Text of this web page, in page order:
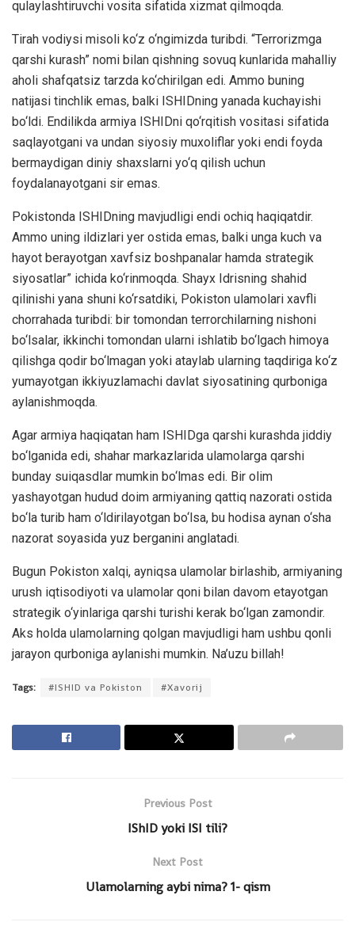
qulaylashtiruvchi vosita sifatida xizmat qilmoqda.
Tirah vodiysi misoli ko‘z o‘ngimizda turibdi. “Terrorizmga
qarshi kurash” nomi bilan qishning sovuq kunlarida mahalliy
aholi shafqatsiz tarzda ko‘chirilgan edi. Ammo buning
natijasi tinchlik emas, balki ISHIDning yanada kuchayishi
bo‘ldi. Endilikda armiya ISHIDni qo‘rqitish vositasi sifatida
saqlayotgani va undan siyosiy muxoliflar yoki endi foyda
bermaydigan diniy shaxslarni yo‘q qilish uchun
foydalanayotgani sir emas.
Pokistonda ISHIDning mavjudligi endi ochiq haqiqatdir.
Ammo uning ildizlari yer ostida emas, balki unga kuch va
hayot berayotgan xavfsiz boshpanalar hamda strategik
siyosatlar” ichida ko‘rinmoqda. Shayx Idrisning shahid
qilinishi yana shuni ko‘rsatdiki, Pokiston ulamolari xavfli
chorrahada turibdi: bir tomondan terrorchilarning nishoni
bo‘lsalar, ikkinchi tomondan ularni ishlatib bo‘lgach himoya
qilishga qodir bo‘lmagan yoki ataylab ularning taqdiriga ko‘z
yumayotgan ikkiyuzlamachi davlat siyosatining qurboniga
aylanishmoqda.
Agar armiya haqiqatan ham ISHIDga qarshi kurashda jiddiy
bo‘lganida edi, shahar markazlarida ulamolarga qarshi
bunday suiqasdlar mumkin bo‘lmas edi. Bir olim
yashayotgan hudud doim armiyaning qattiq nazorati ostida
bo‘la turib ham o‘ldirilayotgan bo‘lsa, bu hodisa aynan o‘sha
nazorat soyasida yuz berganini anglatadi.
Bugun Pokiston xalqi, ayniqsa ulamolar birlashib, armiyaning
urush iqtisodiyoti va ulamolar qoni bilan davom etayotgan
strategik o‘yinlariga qarshi turishi kerak bo‘lgan zamondir.
Aks holda ulamolarning qolgan mavjudligi ham ushbu qonli
jarayon qurboniga aylanishi mumkin. Na’uzu billah!
Tags: #ISHID va Pokiston #Xavorij
Previous Post
IShID yoki ISI tili?
Next Post
Ulamolarning aybi nima? 1- qism